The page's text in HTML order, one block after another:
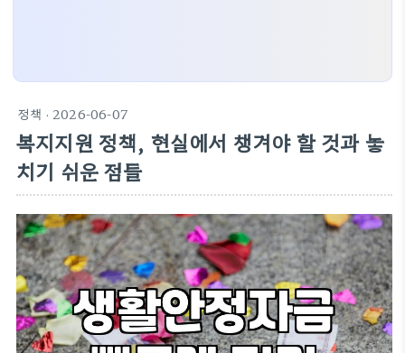
정책 · 2026-06-07
복지지원 정책, 현실에서 챙겨야 할 것과 놓
치기 쉬운 점들